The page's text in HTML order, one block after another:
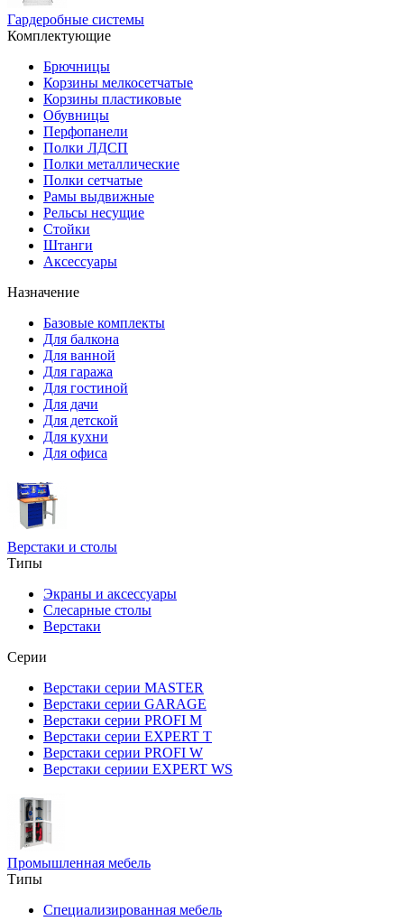
Гардеробные системы
Комплектующие
Брючницы
Корзины мелкосетчатые
Корзины пластиковые
Обувницы
Перфопанели
Полки ЛДСП
Полки металлические
Полки сетчатые
Рамы выдвижные
Рельсы несущие
Стойки
Штанги
Аксессуары
Назначение
Базовые комплекты
Для балкона
Для ванной
Для гаража
Для гостиной
Для дачи
Для детской
Для кухни
Для офиса
Верстаки и столы
Типы
Экраны и аксессуары
Слесарные столы
Верстаки
Серии
Верстаки серии MASTER
Верстаки серии GARAGE
Верстаки серии PROFI M
Верстаки серии EXPERT T
Верстаки серии PROFI W
Верстаки сериии EXPERT WS
Промышленная мебель
Типы
Специализированная мебель